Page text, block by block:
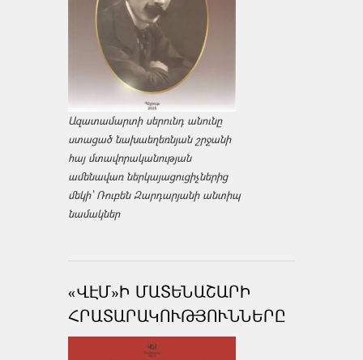
Ազատամարտի սերունդ անունը
ստացած նախաեղեռնյան շրջանի
հայ մտավորականության
ամենավառ ներկայացուցիչներից
մեկի՝ Ռուբեն Զարդարյանի անտիպ
նամակներ
«ՎԷՄ»Ի ՄԱՏԵՆԱՇԱՐԻ
ՀՐԱՏԱՐԱԿՈՒԹՅՈՒՆՆԵՐԸ